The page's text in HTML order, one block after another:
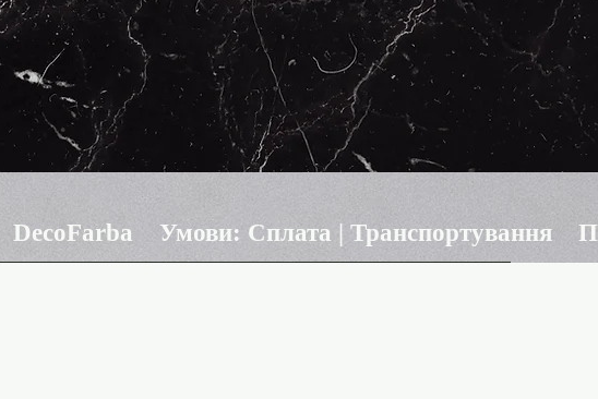
DecoFarba Умови: Сплата | Транспортування